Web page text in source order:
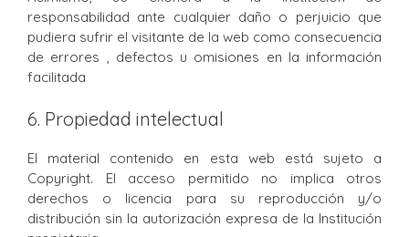
responsabilidad ante cualquier daño o perjuicio que
pudiera sufrir el visitante de la web como consecuencia
de errores , defectos u omisiones en la información
facilitada
6. Propiedad intelectual
El material contenido en esta web está sujeto a
Copyright. El acceso permitido no implica otros
derechos o licencia para su reproducción y/o
distribución sin la autorización expresa de la Institución